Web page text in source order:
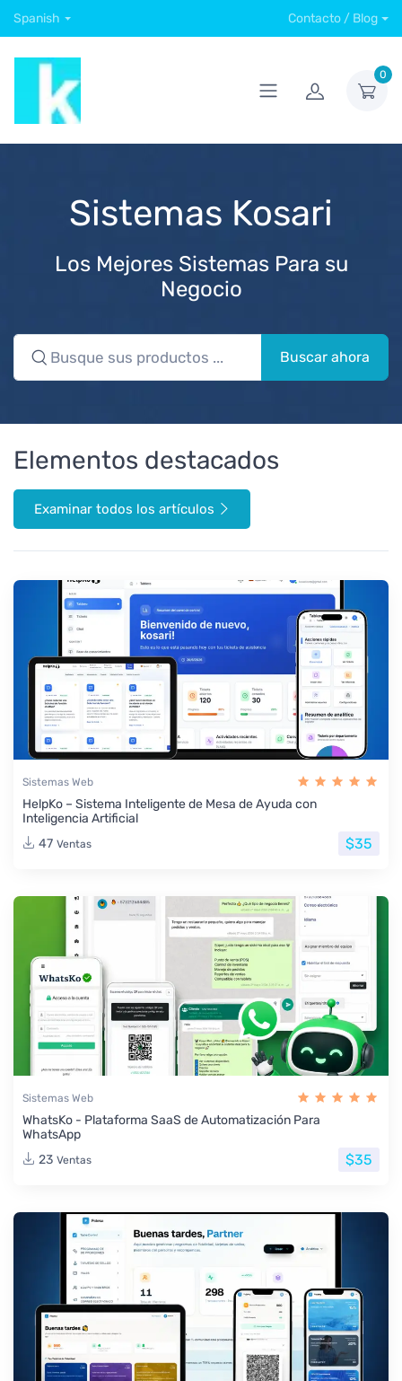
Spanish Contacto / Blog
0
Sistemas Kosari
Los Mejores Sistemas Para su
Negocio
Buscar ahora
Elementos destacados
Examinar todos los artículos
Sistemas Web
HelpKo – Sistema Inteligente de Mesa de Ayuda con
Inteligencia Artificial
47 Ventas $35
Sistemas Web
WhatsKo - Plataforma SaaS de Automatización Para
WhatsApp
23 Ventas $35